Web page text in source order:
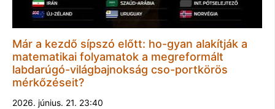
Már a kezdő sípszó előtt: ho-gyan alakítják a
matematikai folyamatok a megreformált
labdarúgó-világbajnokság cso-portkörös
mérkőzéseit?
2026. június. 21. 23:40